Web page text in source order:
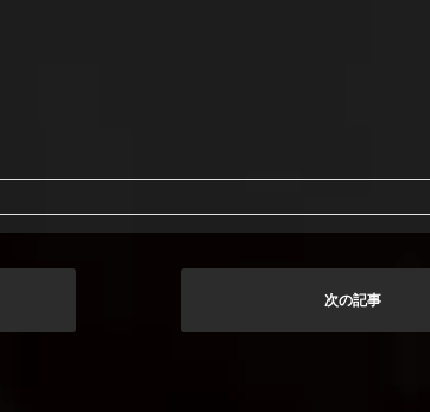
次の記事